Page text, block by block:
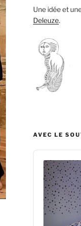
Une idée et
Deleuze.
AVEC LE
Audio
Player